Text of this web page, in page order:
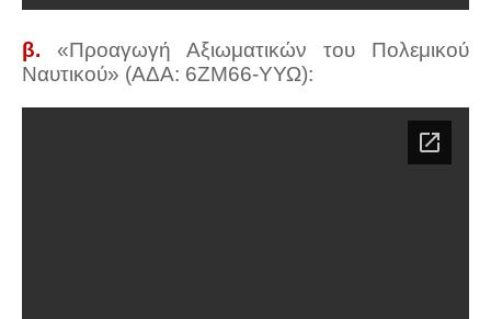
β. «Προαγωγή Αξιωματικών του Πολεμικού
Ναυτικού» (ΑΔΑ: 6ΖΜ66-ΥΥΩ):